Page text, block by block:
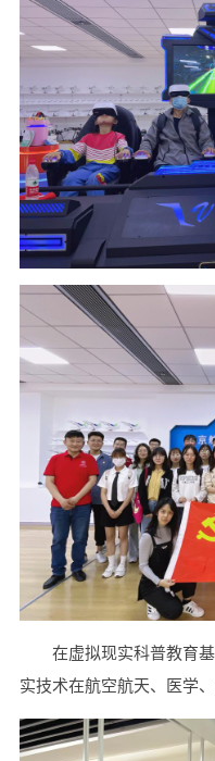
在虚拟现实科普教育
实技术在航空航天、医学